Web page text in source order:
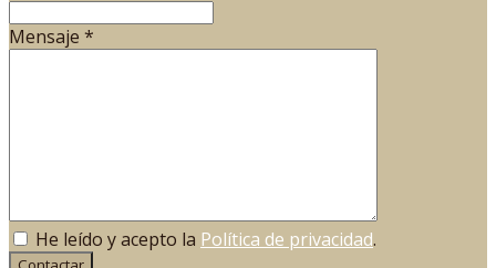
Mensaje *
He leído y acepto la Política de privacidad.